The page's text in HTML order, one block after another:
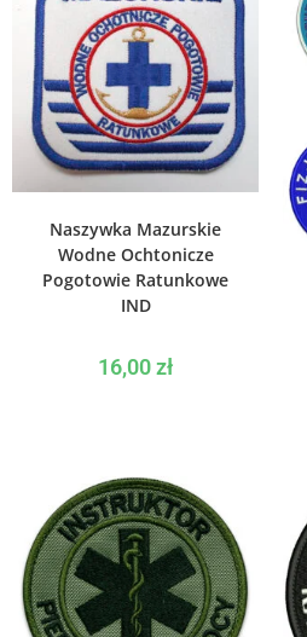
Naszywka Mazurskie
Wodne Ochtonicze
Pogotowie Ratunkowe
IND
16,00zł